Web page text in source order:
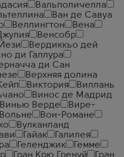
Вальполичелла
Ван де Савуа
Веллингтон
Вена
Венсобр
Вердиккьо дей
ди Галлура
ди Сан
Верхняя долина
Виктория
Виллань
Винос де Мадрид
Винью Верде
Вире-
Вольне
Вон-Романе
Вулканланд
Гави Гайак
Галилея
Геленджик
Гемме